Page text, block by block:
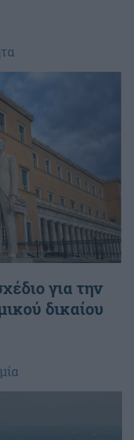
για την
δικαίου